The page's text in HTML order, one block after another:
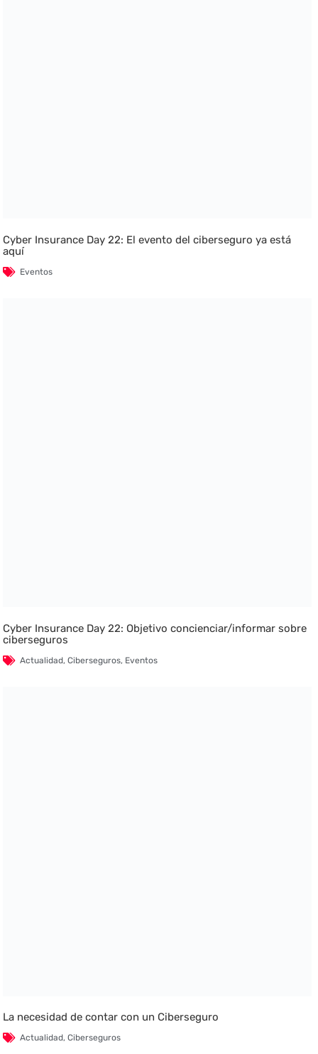
Cyber Insurance Day 22: El evento del ciberseguro ya está
aquí
Eventos
Cyber Insurance Day 22: Objetivo concienciar/informar sobre
ciberseguros
Actualidad,Ciberseguros, Eventos
La necesidad de contar con un Ciberseguro
Actualidad,Ciberseguros